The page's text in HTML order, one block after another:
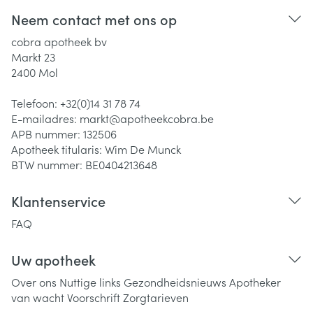
Neem contact met ons op
cobra apotheek bv
Markt 23
2400 Mol
Telefoon: +32(0)14 31 78 74
E-mailadres: markt@apotheekcobra.be
APB nummer: 132506
Apotheek titularis: Wim De Munck
BTW nummer: BE0404213648
Klantenservice
FAQ
Uw apotheek
Over ons Nuttige links Gezondheidsnieuws Apotheker
van wachtVoorschriftZorgtarieven